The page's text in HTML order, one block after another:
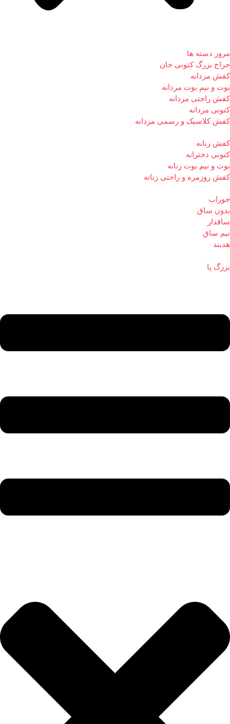
مرور دسته ها
حراج بزرگ کتونی خان
کفش مردانه
بوت و نیم بوت مردانه
کفش راحتی مردانه
کتونی مردانه
کفش کلاسیک و رسمی مردانه
کفش زنانه
کتونی دخترانه
بوت و نیم بوت زنانه
کفش روزمره و راحتی زنانه
جوراب
بدون ساق
ساقدار
نیم ساق
هدبند
بزرگ پا